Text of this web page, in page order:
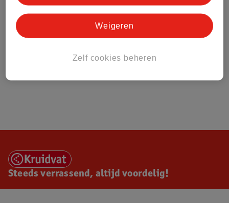
Steeds verrassend, altijd voordelig!
Zelf cookies beheren
Weigeren